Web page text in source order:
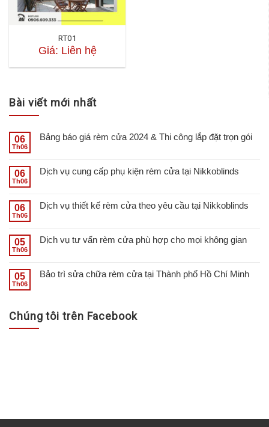
RT01
Giá: Liên hệ
Bài viết mới nhất
06
Th06
Bảng báo giá rèm cửa 2024 & Thi công lắp đặt trọn gói
06
Th06
Dịch vụ cung cấp phụ kiện rèm cửa tại Nikkoblinds
06
Th06
Dịch vụ thiết kế rèm cửa theo yêu cầu tại Nikkoblinds
05
Th06
Dịch vụ tư vấn rèm cửa phù hợp cho mọi không gian
05
Th06
Bảo trì sửa chữa rèm cửa tại Thành phố Hồ Chí Minh
Chúng tôi trên Facebook